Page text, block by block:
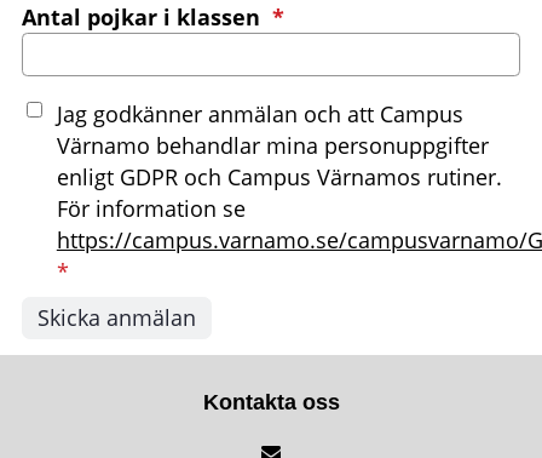
Antal pojkar i klassen *(obligatorisk)
Jag godkänner anmälan och att Campus
Värnamo behandlar mina personuppgifter
enligt GDPR och Campus Värnamos rutiner.
För information se
https://campus.varnamo.se/campusvarnamo/
*
Kontakta oss